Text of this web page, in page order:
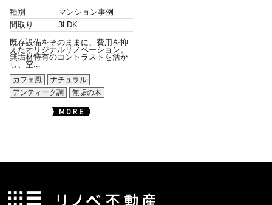
種別
マンション事例
間取り
3LDK
既存設備をそのままに、費用を抑
えたオリジナルリノベーション。
無垢材特有のコントラストを活か
し、空...
カフェ風
ナチュラル
アンティーク調
無垢の木